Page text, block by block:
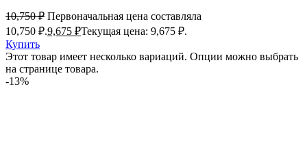
10,750₽ Первоначальная цена составляла
10,750 ₽.9,675 ₽Текущая цена: 9,675 ₽.
Купить
Этот товар имеет несколько вариаций. Опции можно выбрать
на странице товара.
-13%